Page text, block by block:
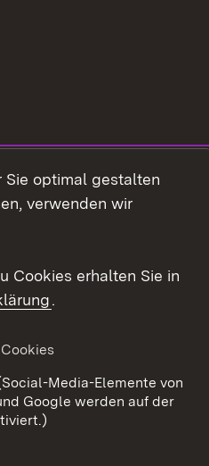
Barrierefreiheit
Cookies
Sie optimal gestalten
verwenden wir
Cookies erhalten Sie in
.
Media-Elemente von
Google werden auf der